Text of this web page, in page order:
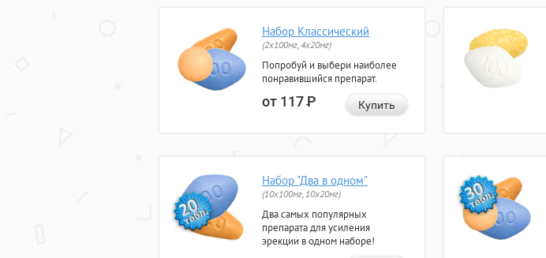
Набор Классический
(2x100мг, 4x20мг)
Попробуй и выбери наиболее
понравившийся препарат.
от 117Р Купить
Набор "Два в одном"
(10x100мг, 10x20мг)
Два самых популярных
препарата для усиления
эрекции в одном наборе!